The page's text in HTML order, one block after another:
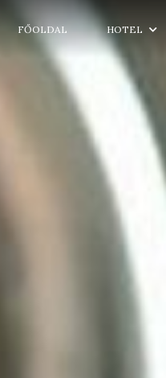
FŐOLDAL HOTEL